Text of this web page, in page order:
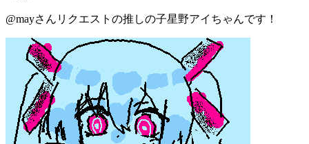
@mayさんリクエストの推しの子星野アイちゃんです！